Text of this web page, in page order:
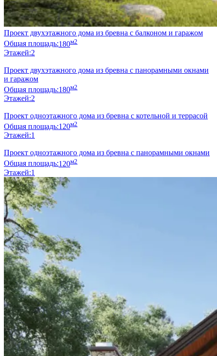
Проект двухэтажного дома из бревна с балконом и гаражом
Общая площадь:180м2
Этажей:2
Проект двухэтажного дома из бревна с панорамными окнами
и гаражом
Общая площадь:180м2
Этажей:2
Проект одноэтажного дома из бревна с котельной и террасой
Общая площадь:120м2
Этажей:1
Проект одноэтажного дома из бревна с панорамными окнами
Общая площадь:120м2
Этажей:1